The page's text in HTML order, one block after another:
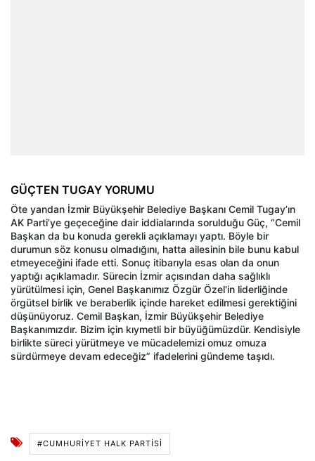
GÜÇTEN TUGAY YORUMU
Öte yandan İzmir Büyükşehir Belediye Başkanı Cemil Tugay’ın
AK Parti’ye geçeceğine dair iddialarında sorulduğu Güç, “Cemil
Başkan da bu konuda gerekli açıklamayı yaptı. Böyle bir
durumun söz konusu olmadığını, hatta ailesinin bile bunu kabul
etmeyeceğini ifade etti. Sonuç itibarıyla esas olan da onun
yaptığı açıklamadır. Sürecin İzmir açısından daha sağlıklı
yürütülmesi için, Genel Başkanımız Özgür Özel'in liderliğinde
örgütsel birlik ve beraberlik içinde hareket edilmesi gerektiğini
düşünüyoruz. Cemil Başkan, İzmir Büyükşehir Belediye
Başkanımızdır. Bizim için kıymetli bir büyüğümüzdür. Kendisiyle
birlikte süreci yürütmeye ve mücadelemizi omuz omuza
sürdürmeye devam edeceğiz” ifadelerini gündeme taşıdı.
#CUMHURİYET HALK PARTİSİ